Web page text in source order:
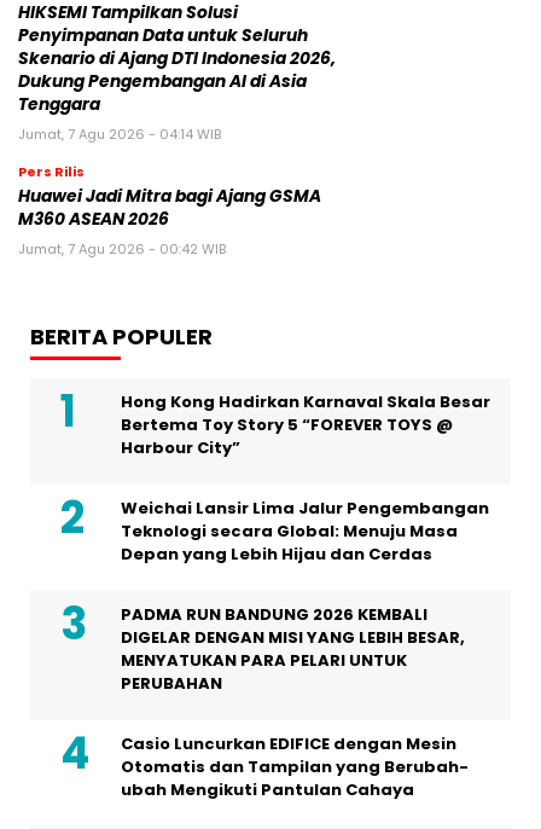
HIKSEMI Tampilkan Solusi
Penyimpanan Data untuk Seluruh
Skenario di Ajang DTI Indonesia 2026,
Dukung Pengembangan AI di Asia
Tenggara
Jumat, 7 Agu 2026 - 04:14 WIB
Pers Rilis
Huawei Jadi Mitra bagi Ajang GSMA
M360 ASEAN 2026
Jumat, 7 Agu 2026 - 00:42 WIB
BERITA POPULER
Hong Kong Hadirkan Karnaval Skala Besar
Bertema Toy Story 5 “FOREVER TOYS @
Harbour City”
Weichai Lansir Lima Jalur Pengembangan
Teknologi secara Global: Menuju Masa
Depan yang Lebih Hijau dan Cerdas
PADMA RUN BANDUNG 2026 KEMBALI
DIGELAR DENGAN MISI YANG LEBIH BESAR,
MENYATUKAN PARA PELARI UNTUK
PERUBAHAN
Casio Luncurkan EDIFICE dengan Mesin
Otomatis dan Tampilan yang Berubah-
ubah Mengikuti Pantulan Cahaya